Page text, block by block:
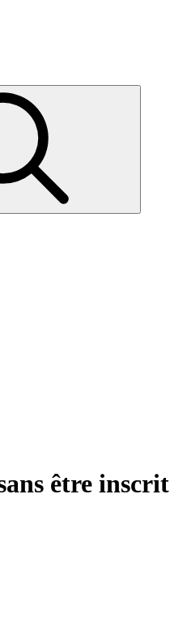
être inscrit